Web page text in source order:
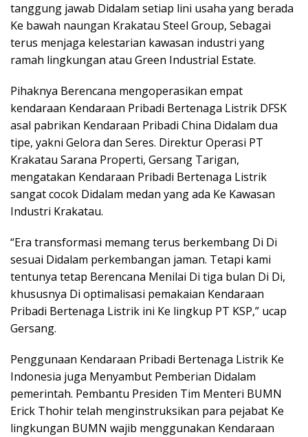
tanggung jawab Didalam setiap lini usaha yang berada
Ke bawah naungan Krakatau Steel Group, Sebagai
terus menjaga kelestarian kawasan industri yang
ramah lingkungan atau Green Industrial Estate.
Pihaknya Berencana mengoperasikan empat
kendaraan Kendaraan Pribadi Bertenaga Listrik DFSK
asal pabrikan Kendaraan Pribadi China Didalam dua
tipe, yakni Gelora dan Seres. Direktur Operasi PT
Krakatau Sarana Properti, Gersang Tarigan,
mengatakan Kendaraan Pribadi Bertenaga Listrik
sangat cocok Didalam medan yang ada Ke Kawasan
Industri Krakatau.
“Era transformasi memang terus berkembang Di Di
sesuai Didalam perkembangan jaman. Tetapi kami
tentunya tetap Berencana Menilai Di tiga bulan Di Di,
khususnya Di optimalisasi pemakaian Kendaraan
Pribadi Bertenaga Listrik ini Ke lingkup PT KSP,” ucap
Gersang.
Penggunaan Kendaraan Pribadi Bertenaga Listrik Ke
Indonesia juga Menyambut Pemberian Didalam
pemerintah. Pembantu Presiden Tim Menteri BUMN
Erick Thohir telah menginstruksikan para pejabat Ke
lingkungan BUMN wajib menggunakan Kendaraan